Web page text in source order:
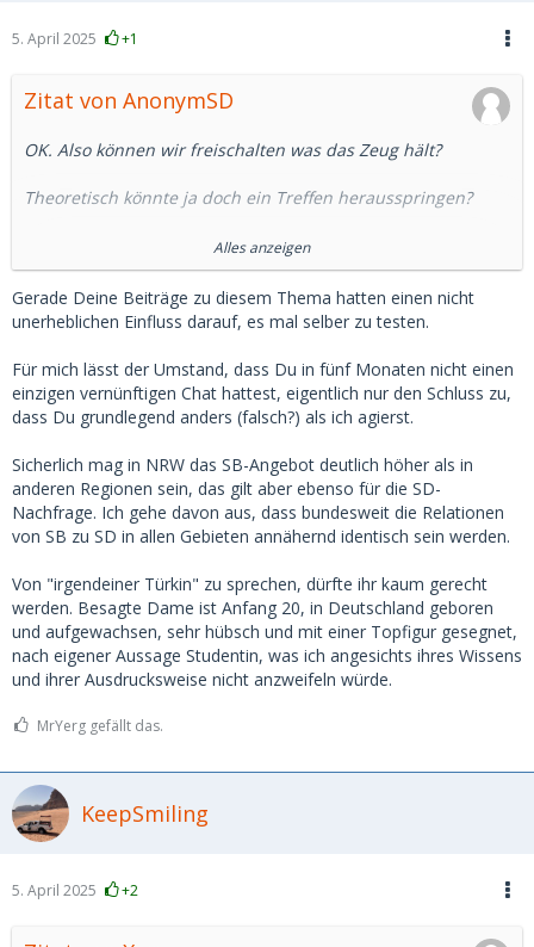
5. April 2025 +1
Zitat von AnonymSD
OK. Also können wir freischalten was das Zeug hält?
Theoretisch könnte ja doch ein Treffen herausspringen?
Ich sehe das mit verlaub völlig anders.
Schreibe mir seit November die Finger wund und habe noch
nicht einen vernünftigen Chat gehabt.
Wir haben April. Also fünf Monate ohne einen einzigen
vernünftigen Chat. Von einer Anbahnung oder einem
(Kennlern)Treffen ist da noch nicht mal die Rede.
OK. Ich bin nicht NRW.
Aber Hand auf's Herz, mit irgendeiner Türkin kann ich auch
einfach so spazieren gehen ohne VIP ohne Coins und ohne
Alles anzeigen
Gerade Deine Beiträge zu diesem Thema hatten einen nicht
unerheblichen Einfluss darauf, es mal selber zu testen.
Für mich lässt der Umstand, dass Du in fünf Monaten nicht einen
einzigen vernünftigen Chat hattest, eigentlich nur den Schluss zu,
dass Du grundlegend anders (falsch?) als ich agierst.
Sicherlich mag in NRW das SB-Angebot deutlich höher als in
anderen Regionen sein, das gilt aber ebenso für die SD-
Nachfrage. Ich gehe davon aus, dass bundesweit die Relationen
von SB zu SD in allen Gebieten annähernd identisch sein werden.
Von "irgendeiner Türkin" zu sprechen, dürfte ihr kaum gerecht
werden. Besagte Dame ist Anfang 20, in Deutschland geboren
und aufgewachsen, sehr hübsch und mit einer Topfigur gesegnet,
nach eigener Aussage Studentin, was ich angesichts ihres Wissens
und ihrer Ausdrucksweise nicht anzweifeln würde.
MrYerg gefällt das.
KeepSmiling
5. April 2025 +2